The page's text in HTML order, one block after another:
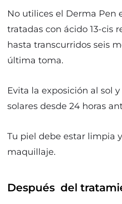
No utilices el Derma Pen
tratadas con ácido 13-cis
hasta transcurridos seis
última toma.
Evita la exposición al sol
solares desde 24 horas
Tu piel debe estar limpia
maquillaje.
Después del